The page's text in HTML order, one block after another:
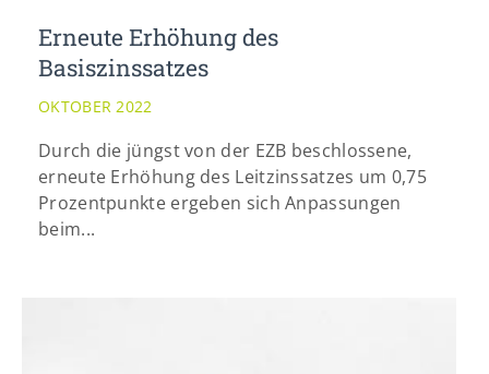
Erneute Erhöhung des
Basiszinssatzes
OKTOBER 2022
Durch die jüngst von der EZB beschlossene,
erneute Erhöhung des Leitzinssatzes um 0,75
Prozentpunkte ergeben sich Anpassungen
beim...